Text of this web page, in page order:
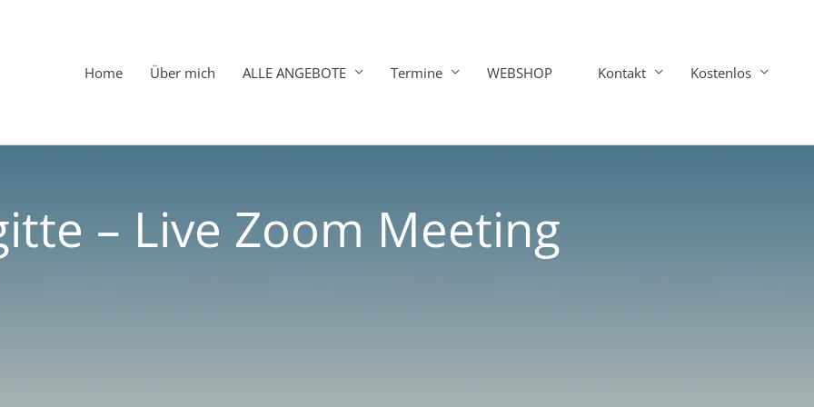
Home Über mich ALLE ANGEBOTE Termine WEBSHOP Kontakt Kostenlos
– Live Zoom Meeting